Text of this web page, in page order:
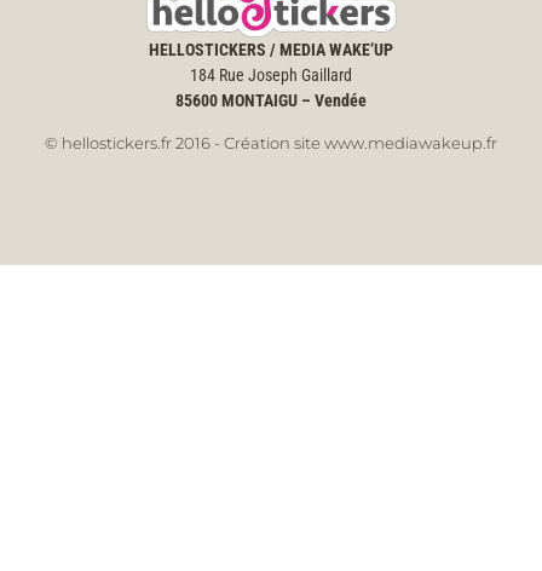
HELLOSTICKERS / MEDIA WAKE’UP
184 Rue Joseph Gaillard
85600MONTAIGU – Vendée
© hellostickers.fr 2016 - Création site www.mediawakeup.fr